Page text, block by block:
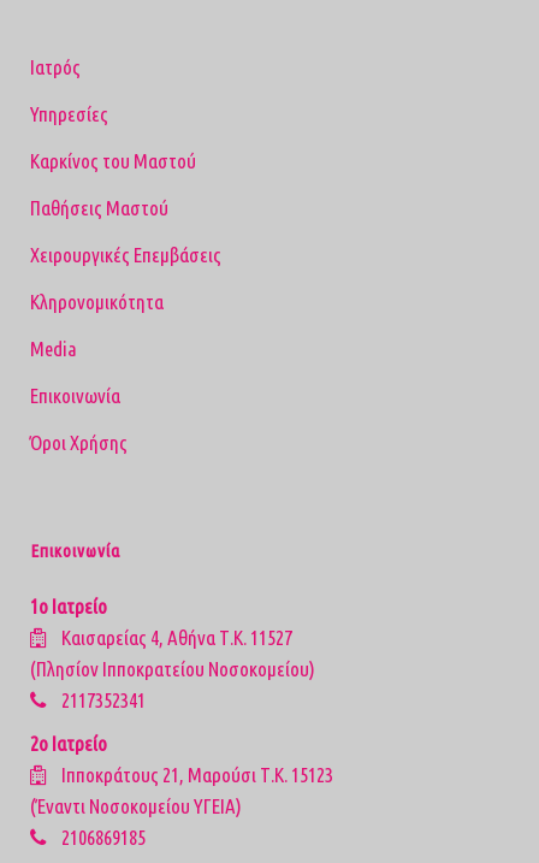
Ιατρός
Υπηρεσίες
Καρκίνος του Μαστού
Παθήσεις Μαστού
Χειρουργικές Επεμβάσεις
Κληρονομικότητα
Media
Επικοινωνία
Όροι Χρήσης
Επικοινωνία
1ο Ιατρείο
Καισαρείας 4, Αθήνα Τ.Κ. 11527
(Πλησίον Ιπποκρατείου Νοσοκομείου)
2117352341
2ο Ιατρείο
Ιπποκράτους 21, Μαρούσι Τ.Κ. 15123
(Έναντι Νοσοκομείου ΥΓΕΙΑ)
2106869185